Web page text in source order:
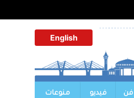
English
فن فيديو منوعات